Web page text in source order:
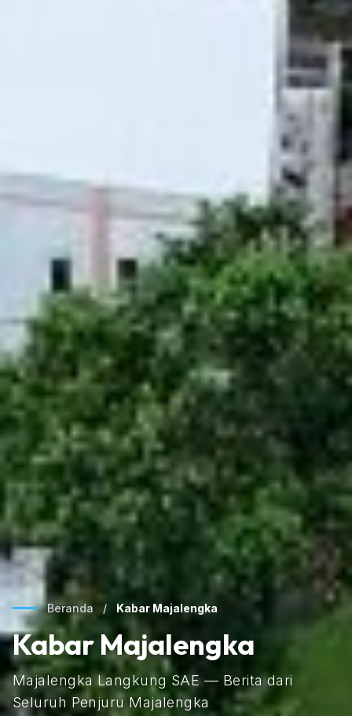
Beranda / Kabar Majalengka
Kabar Majalengka
Majalengka Langkung SAE — Berita dari
Seluruh Penjuru Majalengka